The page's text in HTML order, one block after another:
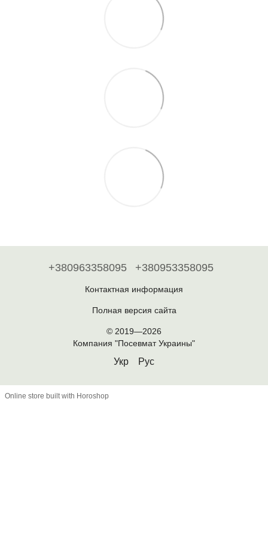
+380963358095 +380953358095
Контактная информация
Полная версия сайта
© 2019—2026
Компания "Посевмат Украины"
Укр Рус
Online store built with Horoshop